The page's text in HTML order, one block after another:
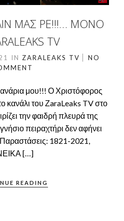
ΜΑΣ ΡΕ!!!… ΜΌΝΟ
TV
IN ZARALEAKS TV
NO
μου!!! Ο Χριστόφορος
κανάλι του ΖaraLeaks TV στο
την φαιδρή πλευρά της
πειραχτήρι δεν αφήνει
1821-2021,
[…]
READING